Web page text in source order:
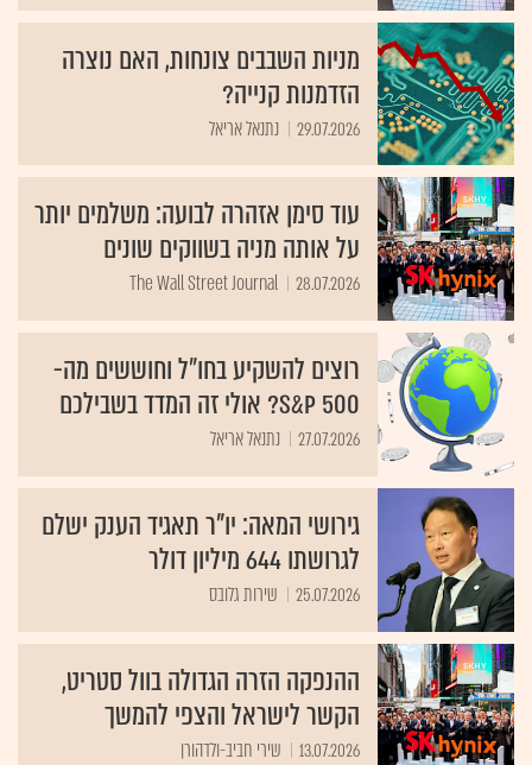
מניות השבבים צונחות, האם נוצרה
הזדמנות קנייה?
29.07.2026 נתנאל אריאל
עוד סימן אזהרה לבועה: משלמים יותר
על אותה מניה בשווקים שונים
28.07.2026
The Wall Street Journal
רוצים להשקיע בחו״ל וחוששים מה-
S&P 500? אולי זה המדד בשבילכם
27.07.2026 נתנאל אריאל
גירושי המאה: יו"ר תאגיד הענק ישלם
לגרושתו 644 מיליון דולר
25.07.2026 שירות גלובס
ההנפקה הזרה הגדולה בוול סטריט,
הקשר לישראל והצפי להמשך
13.07.2026 שירי חביב-ולדהורן